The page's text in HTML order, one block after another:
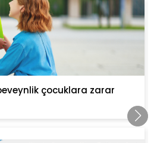
çocuklara zarar